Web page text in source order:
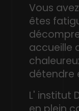
Vous
êtes
accueille
détendre
L' institut